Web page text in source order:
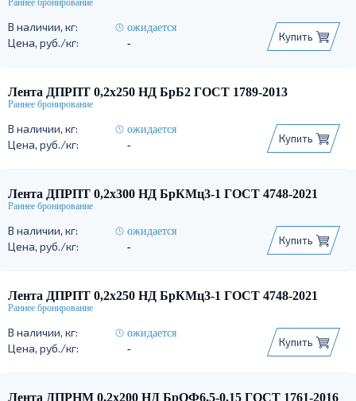
ожидается
-
Купить
Лента ДПРПТ 0,2х250 НД БрБ2 ГОСТ 1789-2013
ожидается
-
Купить
Лента ДПРПТ 0,2х300 НД БрКМц3-1 ГОСТ 4748-2021
ожидается
-
Купить
Лента ДПРПТ 0,2х250 НД БрКМц3-1 ГОСТ 4748-2021
ожидается
-
Купить
Лента ДПРНМ 0,2х200 НД БрОФ6,5-0.15 ГОСТ 1761-2016